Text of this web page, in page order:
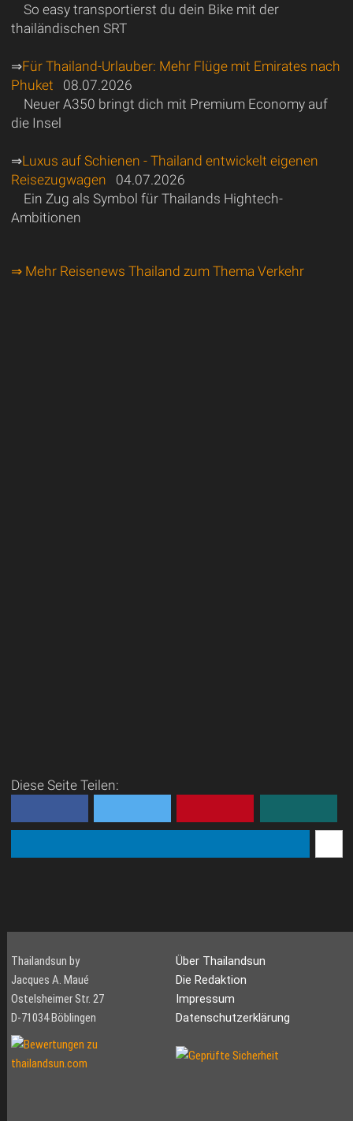
So easy transportierst du dein Bike mit der
thailändischen SRT
⇒Für Thailand-Urlauber: Mehr Flüge mit Emirates nach
Phuket 08.07.2026
Neuer A350 bringt dich mit Premium Economy auf
die Insel
⇒Luxus auf Schienen - Thailand entwickelt eigenen
Reisezugwagen 04.07.2026
Ein Zug als Symbol für Thailands Hightech-
Ambitionen
⇒ Mehr Reisenews Thailand zum Thema Verkehr
Diese Seite Teilen:
Thailandsun by
Jacques A. Maué
Ostelsheimer Str. 27
D-71034 Böblingen
Über Thailandsun
Die Redaktion
Impressum
Datenschutzerklärung